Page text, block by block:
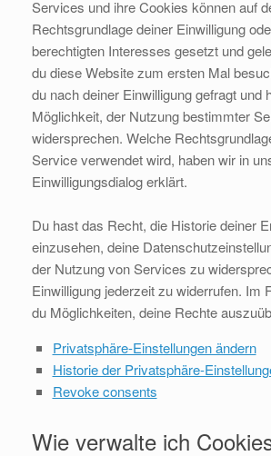
Services und ihre Cookies können auf
Rechtsgrundlage deiner Einwilligung
berechtigten Interesses gesetzt und
du diese Website zum ersten Mal
du nach deiner Einwilligung gefragt und
Möglichkeit, der Nutzung bestimmter
widersprechen. Welche
Service verwendet wird, haben wir in
Einwilligungsdialog erklärt.
Du hast das Recht, die Historie deiner
einzusehen, deine
der Nutzung von Services zu
Einwilligung jederzeit zu widerrufen. Im
du Möglichkeiten, deine Rechte
Privatsphäre-Einstellungen ändern
Historie der Privatsphäre-
Revoke consents
Wie verwalte ich